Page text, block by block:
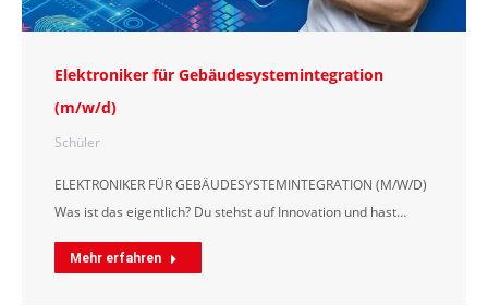
Elektroniker für Gebäudesystemintegration
(m/w/d)
Schüler
ELEKTRONIKER FÜR GEBÄUDESYSTEMINTEGRATION (M/W/D)
Was ist das eigentlich? Du stehst auf Innovation und hast…
Mehr erfahren